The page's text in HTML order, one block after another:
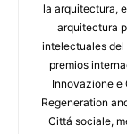
la arquitectura,
arquitectura
intelectuales del
premios
Innovazione e
Regeneration
Cittá sociale,